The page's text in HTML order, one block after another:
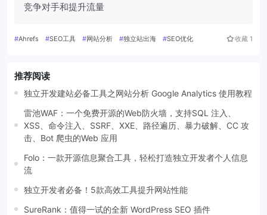
竞争对手和提升流量
#Ahrefs #SEO工具 #网站分析 #独立站出海 #SEO优化 收藏 1
推荐阅读
独立开发建站必备工具之网站分析 Google Analytics 使用教程
雷池WAF：一个免费开源的Web防火墙，支持SQL 注入、
XSS、命令注入、SSRF、XXE、路径遍历、暴力破解、CC 攻
击、Bot 爬虫的Web 应用
Folo：一款开源信息聚合工具，轻松打造独立开发者个人信息
流
独立开发者必备！5款高效工具提升网站性能
SureRank：值得一试的全新 WordPress SEO 插件